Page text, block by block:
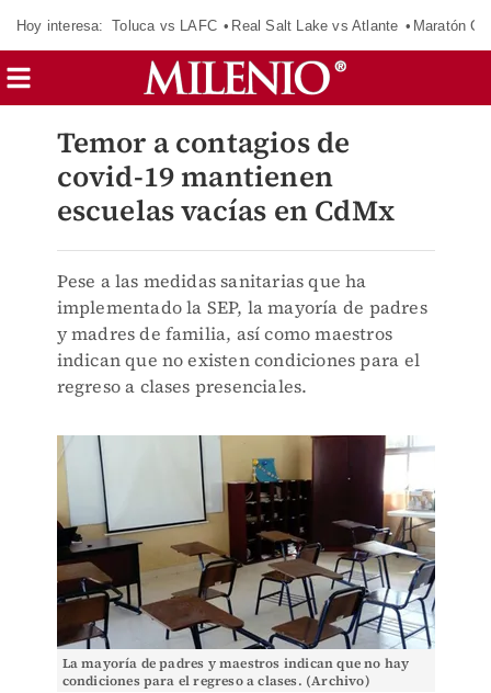
Hoy interesa: Toluca vs LAFC Real Salt Lake vs Atlante Maratón
Temor a contagios de
covid-19 mantienen
escuelas vacías en CdMx
Pese a las medidas sanitarias que ha
implementado la SEP, la mayoría de padres
y madres de familia, así como maestros
indican que no existen condiciones para el
regreso a clases presenciales.
La mayoría de padres y maestros indican que no hay
condiciones para el regreso a clases. (Archivo)